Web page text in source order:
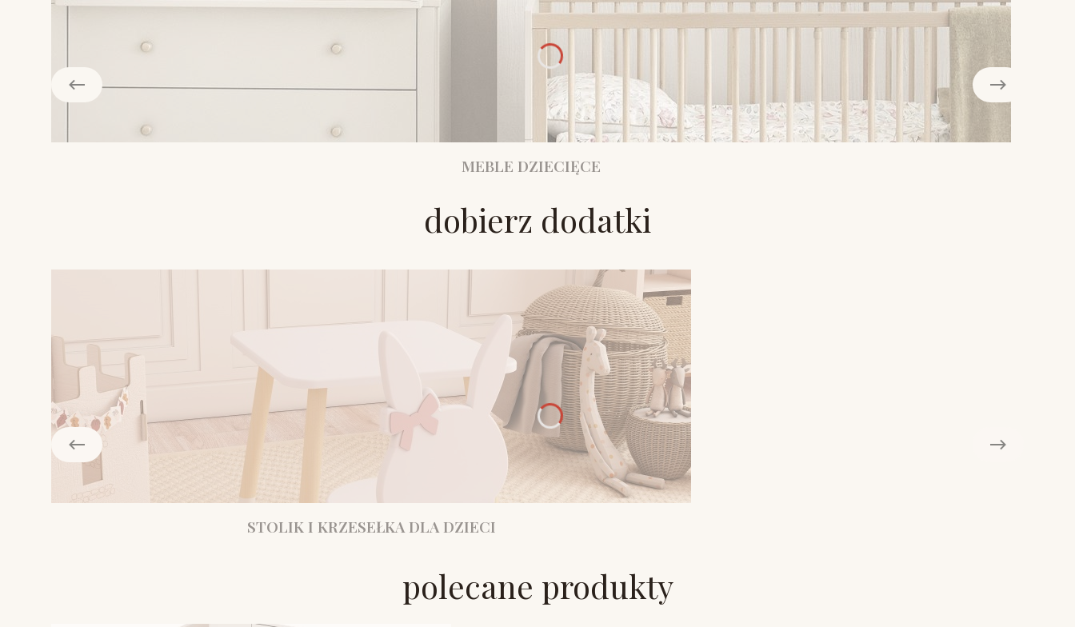
MEBLE DZIECIĘCE
dobierz dodatki
STOLIK I KRZESEŁKA DLA DZIECI
polecane produkty